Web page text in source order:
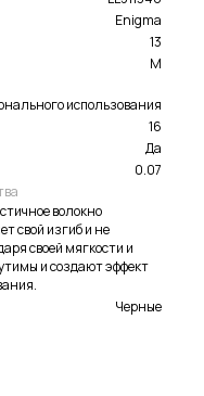
Enigma
13
M
использования
16
Да
0.07
волокно
свой изгиб и не
своей мягкости и
и создают эффект
Черные